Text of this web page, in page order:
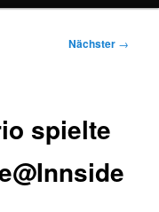
Nächster →
spielte